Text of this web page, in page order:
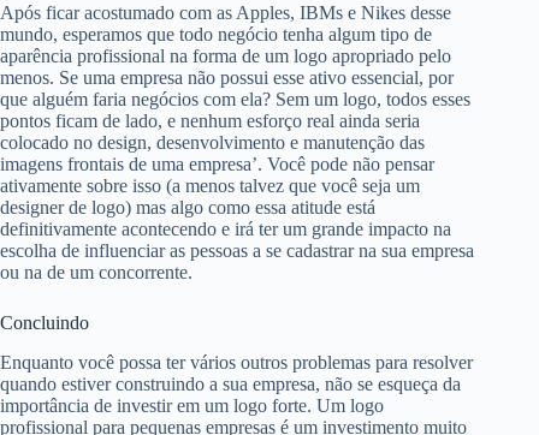
Após ficar acostumado com as Apples, IBMs e Nikes desse
mundo, esperamos que todo negócio tenha algum tipo de
aparência profissional na forma de um logo apropriado pelo
menos. Se uma empresa não possui esse ativo essencial, por
que alguém faria negócios com ela? Sem um logo, todos esses
pontos ficam de lado, e nenhum esforço real ainda seria
colocado no design, desenvolvimento e manutenção das
imagens frontais de uma empresa’. Você pode não pensar
ativamente sobre isso (a menos talvez que você seja um
designer de logo) mas algo como essa atitude está
definitivamente acontecendo e irá ter um grande impacto na
escolha de influenciar as pessoas a se cadastrar na sua empresa
ou na de um concorrente.
Concluindo
Enquanto você possa ter vários outros problemas para resolver
quando estiver construindo a sua empresa, não se esqueça da
importância de investir em um logo forte. Um logo
profissional para pequenas empresas é um investimento muito